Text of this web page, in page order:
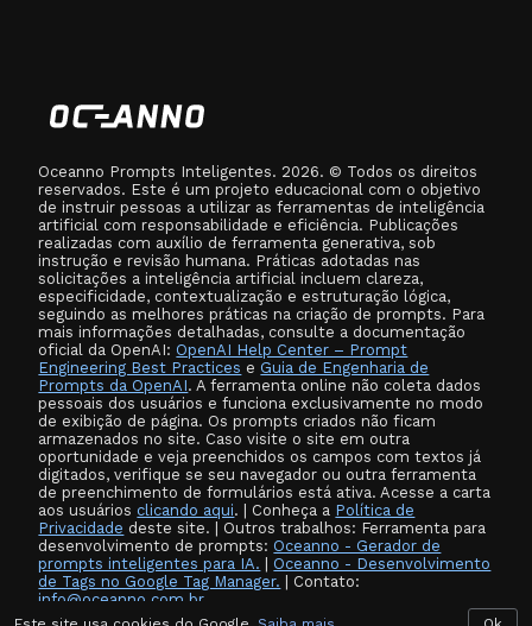
Oceanno Prompts Inteligentes. 2026. © Todos os direitos
reservados. Este é um projeto educacional com o objetivo
de instruir pessoas a utilizar as ferramentas de inteligência
artificial com responsabilidade e eficiência. Publicações
realizadas com auxílio de ferramenta generativa, sob
instrução e revisão humana. Práticas adotadas nas
solicitações a inteligência artificial incluem clareza,
especificidade, contextualização e estruturação lógica,
seguindo as melhores práticas na criação de prompts. Para
mais informações detalhadas, consulte a documentação
oficial da OpenAI: OpenAI Help Center – Prompt
Engineering Best Practices e Guia de Engenharia de
Prompts da OpenAI. A ferramenta online não coleta dados
pessoais dos usuários e funciona exclusivamente no modo
de exibição de página. Os prompts criados não ficam
armazenados no site. Caso visite o site em outra
oportunidade e veja preenchidos os campos com textos já
digitados, verifique se seu navegador ou outra ferramenta
de preenchimento de formulários está ativa. Acesse a carta
aos usuários clicando aqui. | Conheça a Política de
Privacidade deste site. | Outros trabalhos: Ferramenta para
desenvolvimento de prompts: Oceanno - Gerador de
prompts inteligentes para IA.
Oceanno - Desenvolvimento
de Tags no Google Tag Manager. | Contato:
info@oceanno.com.br